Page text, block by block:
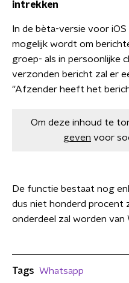
intrekken
In de bèta-versie voor
mogelijk wordt om
groep- als in persoonlijke
verzonden bericht zal er
''Afzender heeft het
Om deze inhoud te
geven voor
De functie bestaat nog
dus niet honderd procent
onderdeel zal worden van
Tags Whatsapp